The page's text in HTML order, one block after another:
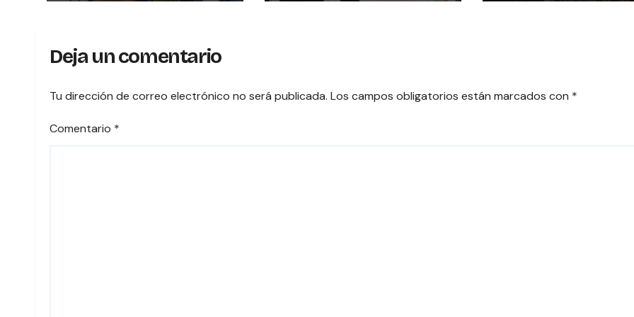
Deja un comentario
Tu dirección de correo electrónico no será publicada. Los campos obligatorios están marcados con *
Comentario *